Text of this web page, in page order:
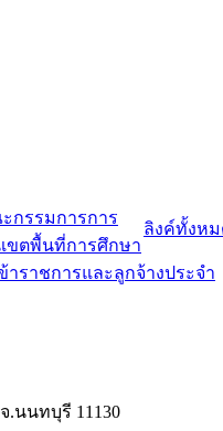
ลิงค์ทั้งห
กรรมการการ
ขตพื้นที่การศึกษา
าราชการและลูกจ้างประจำ
.นนทบุรี 11130